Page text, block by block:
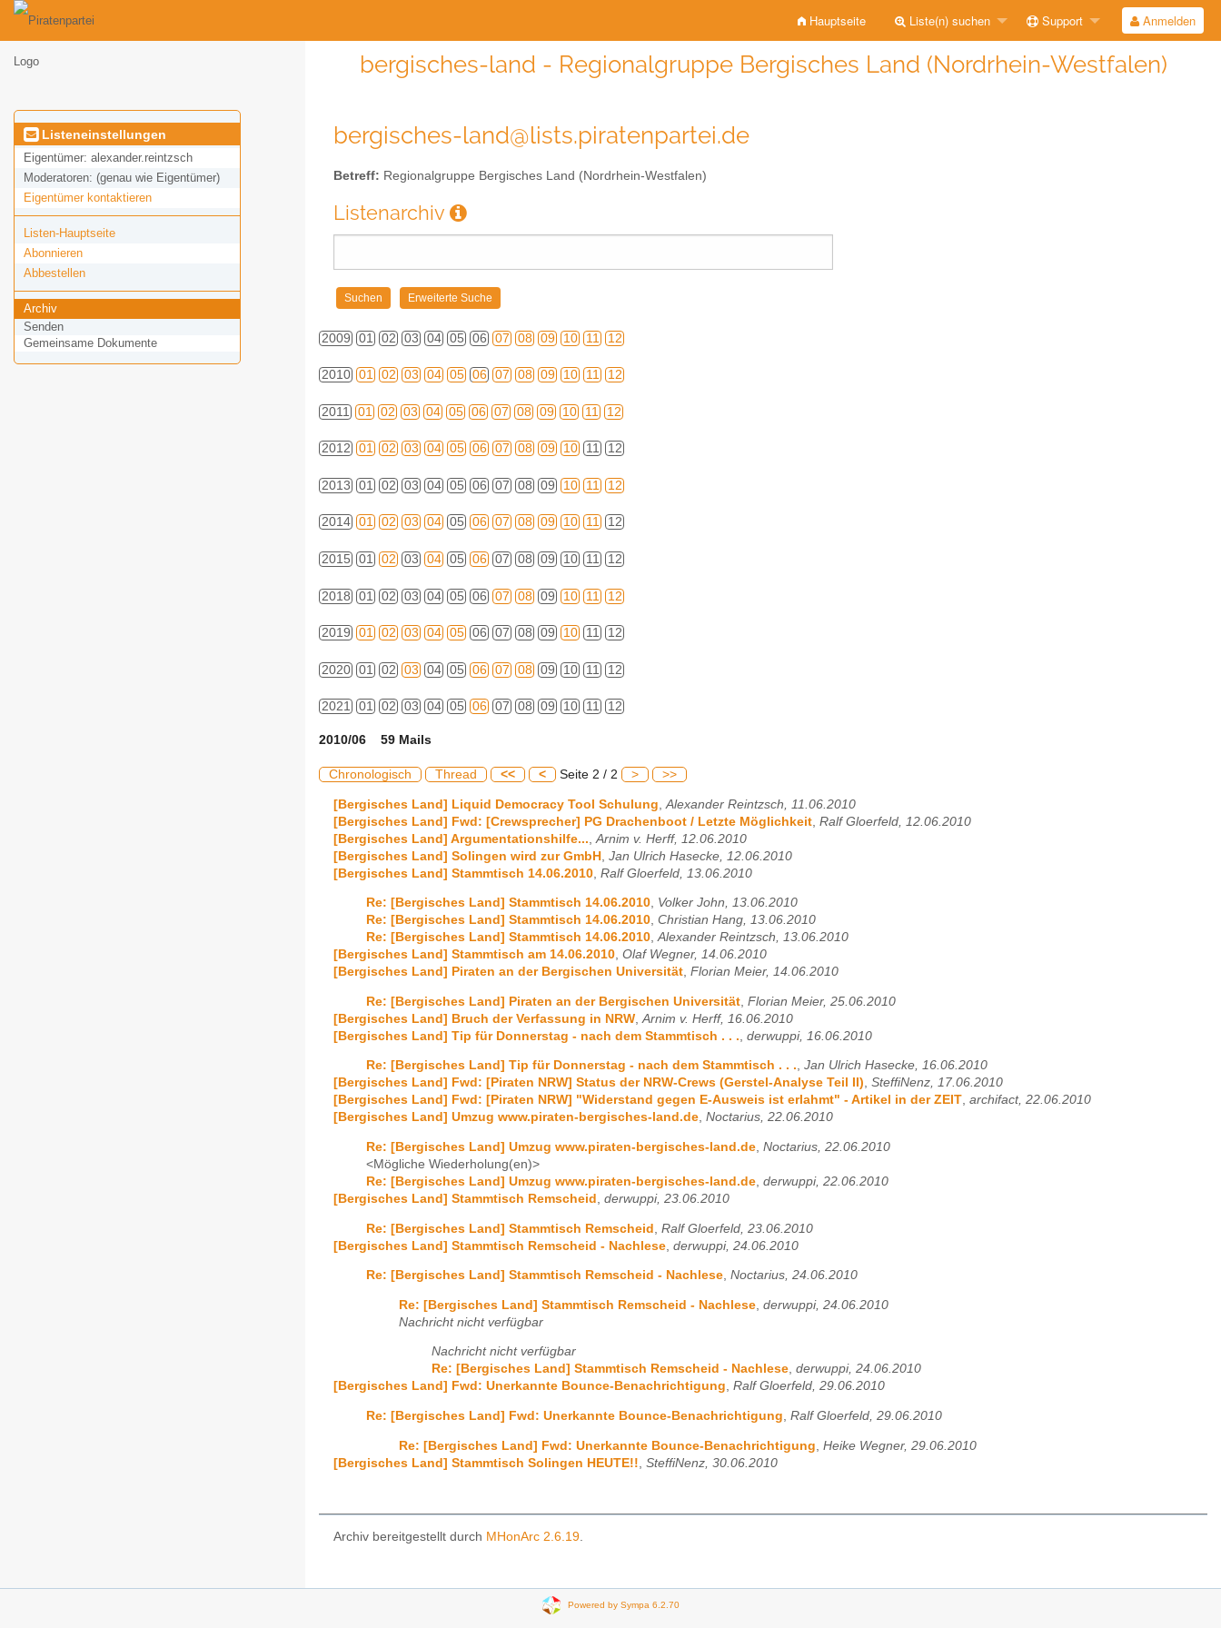
Hauptseite Liste(n) suchen Support Anmelden
bergisches-land - Regionalgruppe Bergisches Land (Nordrhein-Westfalen)
Listeneinstellungen
Eigentümer: alexander.reintzsch
Moderatoren: (genau wie Eigentümer)
Eigentümer kontaktieren
Listen-Hauptseite
Abonnieren
Abbestellen
Archiv
Senden
Gemeinsame Dokumente
bergisches-land@lists.piratenpartei.de
Betreff: Regionalgruppe Bergisches Land (Nordrhein-Westfalen)
Listenarchiv
2009 01 02 03 04 05 06 07 08 09 10 11 12
2010 01 02 03 04 05 06 07 08 09 10 11 12
2011 01 02 03 04 05 06 07 08 09 10 11 12
2012 01 02 03 04 05 06 07 08 09 10 11 12
2013 01 02 03 04 05 06 07 08 09 10 11 12
2014 01 02 03 04 05 06 07 08 09 10 11 12
2015 01 02 03 04 05 06 07 08 09 10 11 12
2018 01 02 03 04 05 06 07 08 09 10 11 12
2019 01 02 03 04 05 06 07 08 09 10 11 12
2020 01 02 03 04 05 06 07 08 09 10 11 12
2021 01 02 03 04 05 06 07 08 09 10 11 12
2010/06 59 Mails
Chronologisch Thread << < Seite 2 / 2 > >>
[Bergisches Land] Liquid Democracy Tool Schulung Alexander Reintzsch, 11.06.2010
[Bergisches Land] Fwd: [Crewsprecher] PG Drachenboot / Letzte Möglichkeit Ralf Gloerfeld, 12.06.2010
[Bergisches Land] Argumentationshilfe... Arnim v. Herff, 12.06.2010
[Bergisches Land] Solingen wird zur GmbH Jan Ulrich Hasecke, 12.06.2010
[Bergisches Land] Stammtisch 14.06.2010 Ralf Gloerfeld, 13.06.2010
Re: [Bergisches Land] Stammtisch 14.06.2010, Volker John, 13.06.2010
Re: [Bergisches Land] Stammtisch 14.06.2010, Christian Hang, 13.06.2010
Re: [Bergisches Land] Stammtisch 14.06.2010,Alexander Reintzsch, 13.06.2010
[Bergisches Land] Stammtisch am 14.06.2010, Olaf Wegner, 14.06.2010
[Bergisches Land] Piraten an der Bergischen Universität, Florian Meier, 14.06.2010
Re: [Bergisches Land] Piraten an der Bergischen Universität Florian Meier, 25.06.2010
[Bergisches Land] Bruch der Verfassung in NRW Arnim v. Herff, 16.06.2010
[Bergisches Land] Tip für Donnerstag - nach dem Stammtisch . . . derwuppi, 16.06.2010
Re: [Bergisches Land] Tip für Donnerstag - nach dem Stammtisch . . ., Jan Ulrich Hasecke, 16.06.2010
[Bergisches Land] Fwd: [Piraten NRW] Status der NRW-Crews (Gerstel-Analyse Teil II), SteffiNenz, 17.06.2010
[Bergisches Land] Fwd: [Piraten NRW] "Widerstand gegen E-Ausweis ist erlahmt" - Artikel in der ZEIT, archifact, 22.06.2010
[Bergisches Land] Umzug www.piraten-bergisches-land.de, Noctarius, 22.06.2010
Re: [Bergisches Land] Umzug www.piraten-bergisches-land.de, Noctarius, 22.06.2010
<Mögliche Wiederholung(en)>
Re: [Bergisches Land] Umzug www.piraten-bergisches-land.de, derwuppi, 22.06.2010
[Bergisches Land] Stammtisch Remscheid , derwuppi, 23.06.2010
Re: [Bergisches Land] Stammtisch Remscheid Ralf Gloerfeld, 23.06.2010
[Bergisches Land] Stammtisch Remscheid - Nachlese derwuppi, 24.06.2010
Re: [Bergisches Land] Stammtisch Remscheid - Nachlese, Noctarius, 24.06.2010
Re: [Bergisches Land] Stammtisch Remscheid - Nachlese derwuppi, 24.06.2010
Nachricht nicht verfügbar
Nachricht nicht verfügbar
Re: [Bergisches Land] Stammtisch Remscheid - Nachlese, derwuppi, 24.06.2010
[Bergisches Land] Fwd: Unerkannte Bounce-Benachrichtigung, Ralf Gloerfeld, 29.06.2010
Re: [Bergisches Land] Fwd: Unerkannte Bounce-Benachrichtigung Ralf Gloerfeld, 29.06.2010
Re: [Bergisches Land] Fwd: Unerkannte Bounce-Benachrichtigung Heike Wegner, 29.06.2010
[Bergisches Land] Stammtisch Solingen HEUTE!! SteffiNenz, 30.06.2010
Archiv bereitgestellt durch MHonArc 2.6.19.
Powered by Sympa 6.2.70